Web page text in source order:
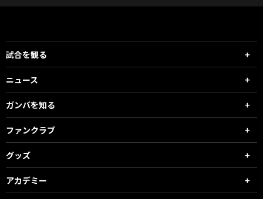
試合を観る
ニュース
ガンバを知る
ファンクラブ
グッズ
アカデミー